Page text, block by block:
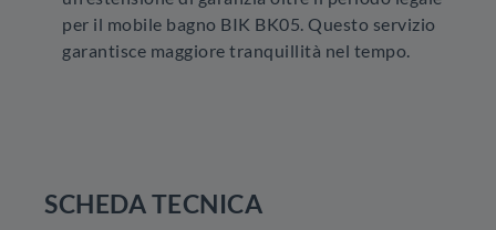
per il mobile bagno BIK BK05. Questo servizio
garantisce maggiore tranquillità nel tempo.
SCHEDA TECNICA